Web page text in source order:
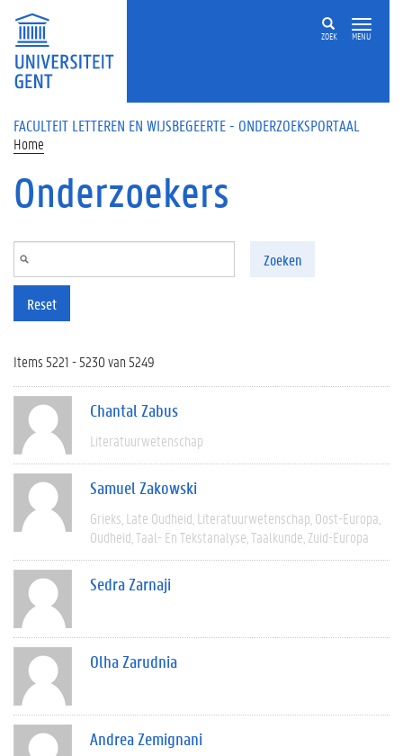
Overslaan en naar de inhoud gaan
ZOEK MENU
FACULTEIT LETTEREN EN WIJSBEGEERTE - ONDERZOEKSPORTAAL
Home
Onderzoekers
Zoeken
Reset
Items 5221 - 5230 van 5249
Chantal Zabus
Literatuurwetenschap
Samuel Zakowski
Grieks Late Oudheid Literatuurwetenschap Oost-Europa
Oudheid Taal- En Tekstanalyse Taalkunde Zuid-Europa
Sedra Zarnaji
Olha Zarudnia
Andrea Zemignani